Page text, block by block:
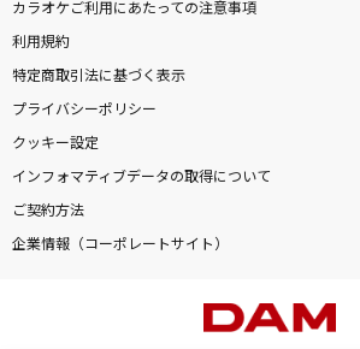
カラオケご利用にあたっての注意事項
利用規約
特定商取引法に基づく表示
プライバシーポリシー
クッキー設定
インフォマティブデータの取得について
ご契約方法
企業情報（コーポレートサイト）